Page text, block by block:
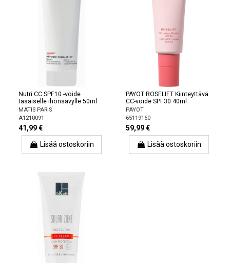
Nutri CC SPF10 -voide
tasaiselle ihonsävylle 50ml
MATIS PARIS
A1210091
41,99 €
Lisää ostoskoriin
PAYOT ROSELIFT Kiinteyttävä
CC-voide SPF30 40ml
PAYOT
65119160
59,99 €
Lisää ostoskoriin